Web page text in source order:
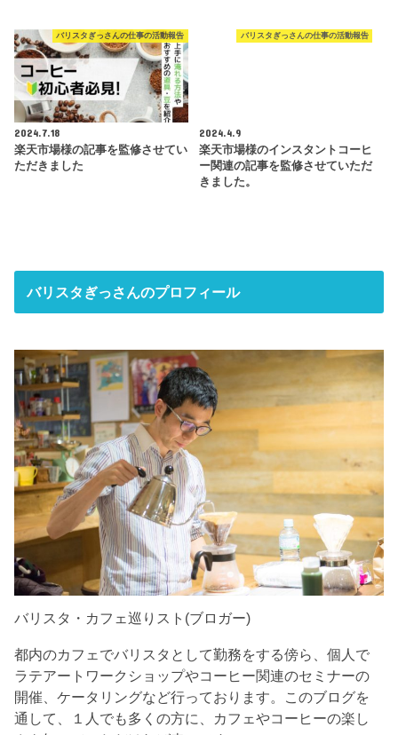
バリスタぎっさんの仕事の活動報告
2024.7.18
楽天市場様の記事を監修させてい
ただきました
バリスタぎっさんの仕事の活動報告
2024.4.9
楽天市場様のインスタントコーヒ
ー関連の記事を監修させていただ
きました。
バリスタぎっさんのプロフィール
バリスタ・カフェ巡りスト(ブロガー)
都内のカフェでバリスタとして勤務をする傍ら、個人で
ラテアートワークショップやコーヒー関連のセミナーの
開催、ケータリングなど行っております。このブログを
通して、１人でも多くの方に、カフェやコーヒーの楽し